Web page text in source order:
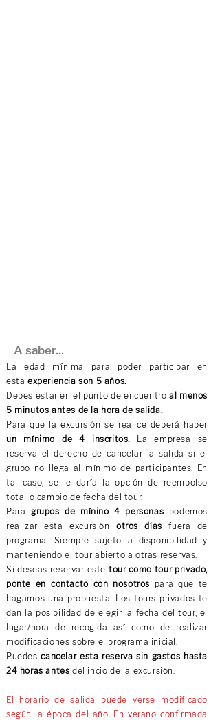
La edad mínima para poder participar en
esta experiencia son 5 años.
Debes estar en el punto de encuentroal menos
5 minutos antes de la hora de salida.
Para que la excursión se realice deberá haber
un mínimo de 4 inscritos.
La empresa se
reserva el derecho de cancelar la salida si el
grupo no llega al mínimo de participantes. En
tal caso, se le daría la opción de reembolso
total o cambio de fecha del tour.
Para grupos de mínino 4 personas podemos
realizar esta excursión otros díasfuera de
programa. Siempre sujeto a disponibilidad y
manteniendo el tour abierto a otras reservas.
Si deseas reservar este tour como tour privado,
ponte en contacto con nosotros para que te
hagamos una propuesta. Los tours privados te
dan la posibilidad de elegir la fecha del tour, el
lugar/hora de recogida así como de realizar
modificaciones sobre el programa inicial.
Puedescancelar esta reserva sin gastos hasta
24 horas antes del incio de la excursión.
El horario de salida puede verse modificado
según la época del año. En verano confirmada
A saber...